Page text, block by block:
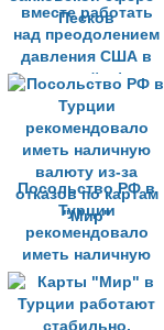
вместе работать
над преодолением
давления США в
банковской сфере -
Песков
Посольство РФ в
Турции
рекомендовало
иметь наличную
валюту из-за
отказов по картам
"Мир"